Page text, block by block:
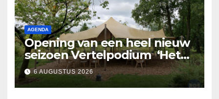
AGENDA
Opening van een heel nieuw
seizoen Vertelpodium ‘Het
Lopende Vuur’. Landelijke
verhalen in Bomentuin D’n
Hooidonk
6 AUGUSTUS 2026